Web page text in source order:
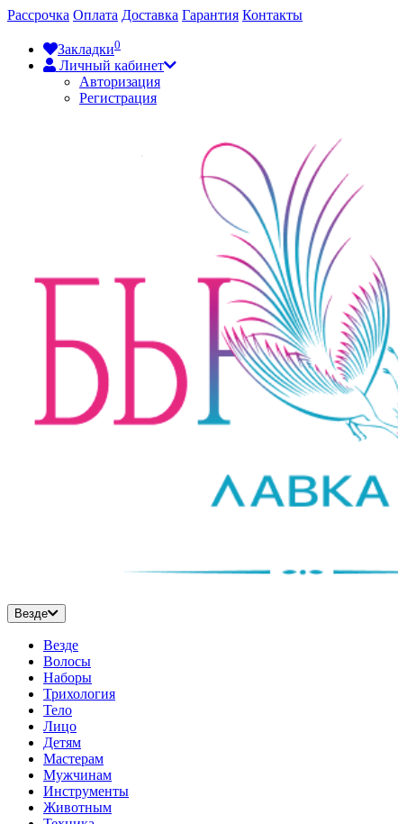
Рассрочка Оплата Доставка Гарантия Контакты
Закладки0
Личный кабинет
Авторизация
Регистрация
Везде
Везде
Волосы
Наборы
Трихология
Тело
Лицо
Детям
Мастерам
Мужчинам
Инструменты
Животным